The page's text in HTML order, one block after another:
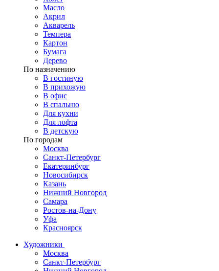
Масло
Акрил
Акварель
Темпера
Картон
Бумага
Дерево
По назначению
В гостиную
В прихожую
В офис
В спальню
Для кухни
Для лофта
В детскую
По городам
Москва
Санкт-Петербург
Екатеринбург
Новосибирск
Казань
Нижний Новгород
Самара
Ростов-на-Дону
Уфа
Красноярск
Художники
Москва
Санкт-Петербург